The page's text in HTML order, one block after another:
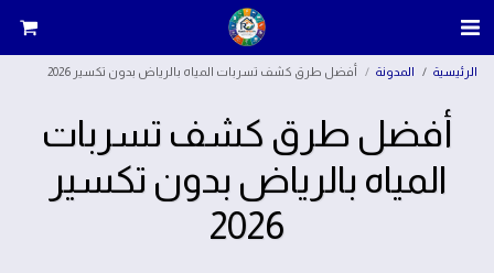
الرئيسية المدونة أفضل طرق كشف تسربات المياه بالرياض بدون تكسير 2026
أفضل طرق كشف تسربات
المياه بالرياض بدون تكسير
2026